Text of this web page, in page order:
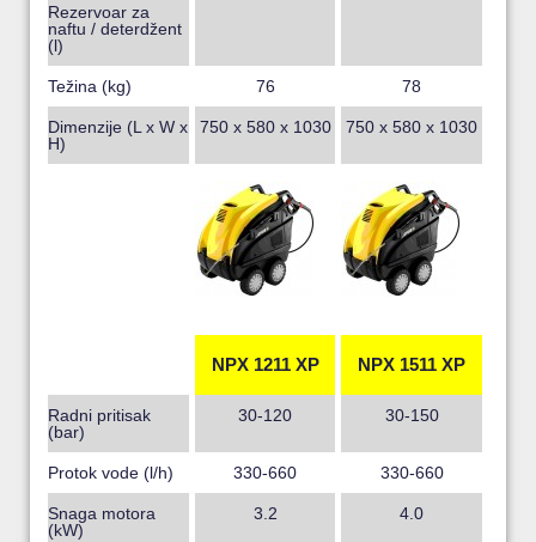
Rezervoar za
naftu / deterdžent
(l)
Težina (kg) 76 78
Dimenzije (L x W x
H)
750 x 580 x 1030 750 x 580 x 1030
NPX 1211 XP NPX 1511 XP
Radni pritisak
(bar)
30-120 30-150
Protok vode (l/h) 330-660 330-660
Snaga motora
(kW)
3.2 4.0